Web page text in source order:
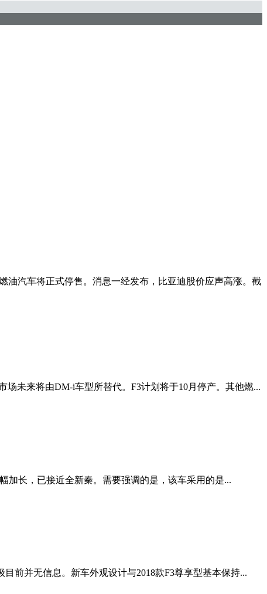
油汽车将正式停售。消息一经发布，比亚迪股价应声高涨。截
未来将由DM-i车型所替代。F3计划将于10月停产。其他燃...
加长，已接近全新秦。需要强调的是，该车采用的是...
前并无信息。新车外观设计与2018款F3尊享型基本保持...